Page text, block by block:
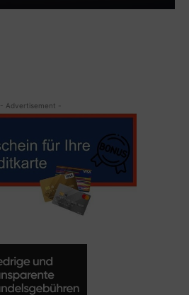
- Advertisement -